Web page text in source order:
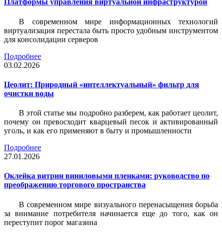
Платформы управления виртуальной инфраструктурой
В современном мире информационных технологий
виртуализация перестала быть просто удобным инструментом
для консолидации серверов
Подробнее
03.02.2026
Цеолит: Природный «интеллектуальный» фильтр для
очистки воды
В этой статье мы подробно разберем, как работает цеолит,
почему он превосходит кварцевый песок и активированный
уголь, и как его применяют в быту и промышленности
Подробнее
27.01.2026
Оклейка витрин виниловыми пленками: руководство по
преображению торгового пространства
В современном мире визуального перенасыщения борьба
за внимание потребителя начинается еще до того, как он
переступит порог магазина